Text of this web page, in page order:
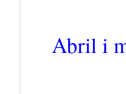
Abril i